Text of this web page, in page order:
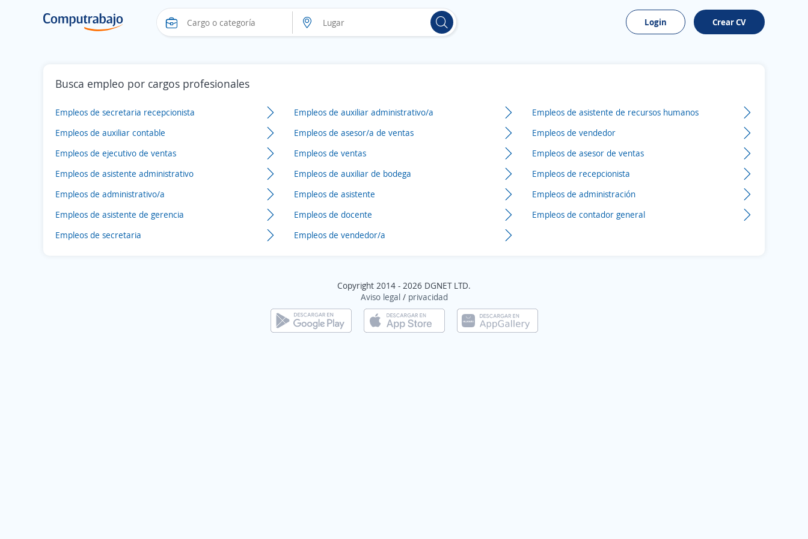
Login Crear CV
Busca empleo por cargos profesionales
Empleos de secretaria recepcionista Empleos de auxiliar administrativo/a
Empleos de asistente de recursos humanos
Empleos de auxiliar contable
Empleos de asesor/a de ventas
Empleos de vendedor
Empleos de ejecutivo de ventas
Empleos de ventas
Empleos de asesor de ventas
Empleos de asistente administrativo
Empleos de auxiliar de bodega
Empleos de recepcionista
Empleos de administrativo/a
Empleos de asistente
Empleos de administración
Empleos de asistente de gerencia
Empleos de docente
Empleos de contador general
Empleos de secretaria
Empleos de vendedor/a
Copyright 2014 - 2026 DGNET LTD.
Aviso legal/ privacidad